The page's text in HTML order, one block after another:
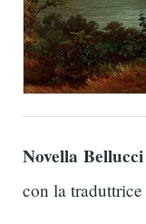
Novella Bellucci
con la traduttrice